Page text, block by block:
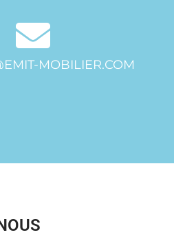
MOBILIER.COM